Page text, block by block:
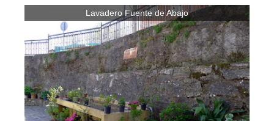
Lavadero Fuente de Abajo